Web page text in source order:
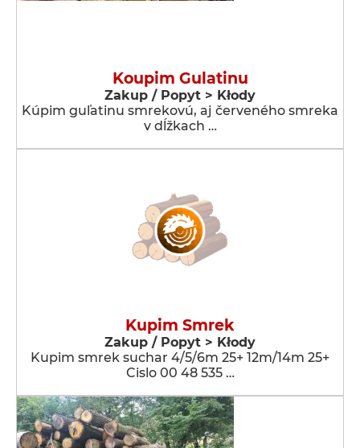
Koupim Gulatinu
Zakup / Popyt > Kłody
Kúpim guľatinu smrekovú, aj červeného smreka
v dĺžkach …
Kupim Smrek
Zakup / Popyt > Kłody
Kupim smrek suchar 4/5/6m 25+ 12m/14m 25+
Cislo 00 48 535 …